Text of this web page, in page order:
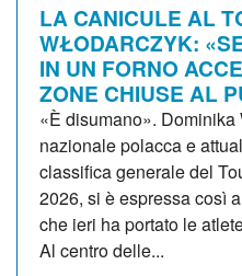
LA CANICULE AL
WŁODARCZYK:
IN UN FORNO
ZONE CHIUSE AL
«È disumano». Dominika
nazionale polacca e
classifica generale del
2026, si è espressa così
che ieri ha portato le
Al centro delle...